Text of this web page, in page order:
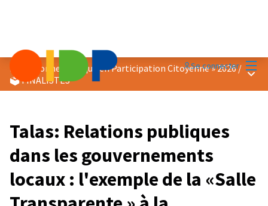
Se connecter
Prix « Bonne Pratique en Participation Citoyenne » 2026 /
🗳️ FINALISTES
Talas: Relations publiques
dans les gouvernements
locaux : l'exemple de la «Salle